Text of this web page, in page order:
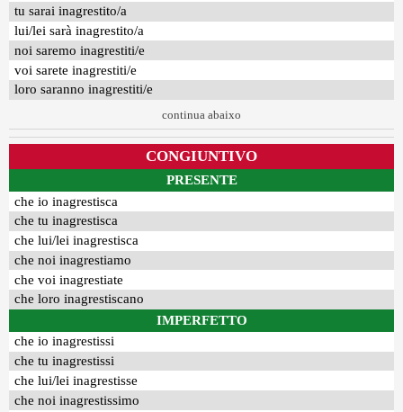
tu sarai inagrestito/a
lui/lei sarà inagrestito/a
noi saremo inagrestiti/e
voi sarete inagrestiti/e
loro saranno inagrestiti/e
continua abaixo
CONGIUNTIVO
PRESENTE
che io inagrestisca
che tu inagrestisca
che lui/lei inagrestisca
che noi inagrestiamo
che voi inagrestiate
che loro inagrestiscano
IMPERFETTO
che io inagrestissi
che tu inagrestissi
che lui/lei inagrestisse
che noi inagrestissimo